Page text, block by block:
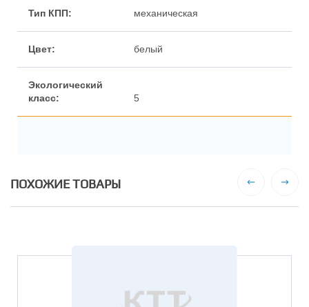
механическая
белый
5
ПОХОЖИЕ ТОВАРЫ